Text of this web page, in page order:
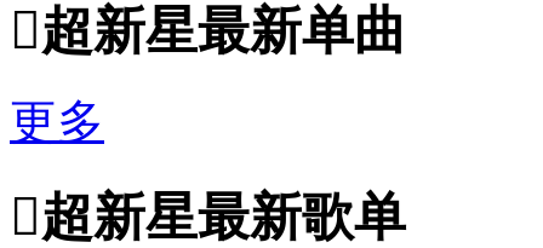
超新星最新单曲
更多
超新星最新歌单